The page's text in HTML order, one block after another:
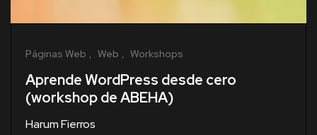
Páginas Web Web Workshops
Aprende WordPress desde cero
(workshop de ABEHA)
Harum Fierros